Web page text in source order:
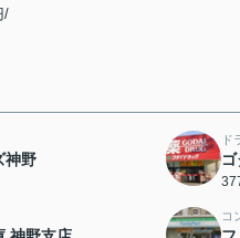
/
神野
ド
コ